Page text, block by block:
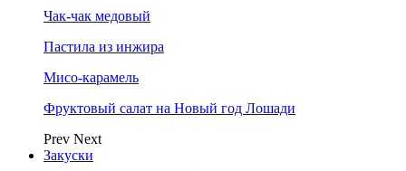
Чак-чак медовый
Пастила из инжира
Мисо-карамель
Фруктовый салат на Новый год Лошади
Prev Next
Закуски